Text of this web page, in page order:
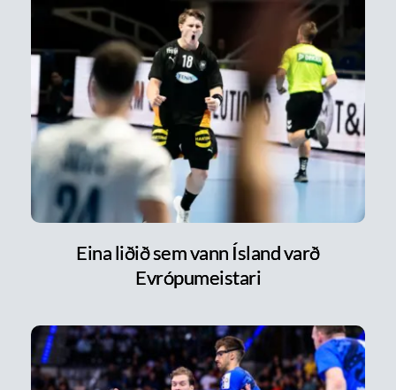
Eina liðið sem vann Ísland varð
Evrópumeistari